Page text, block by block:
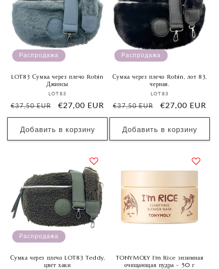
Распродажа
LOT83 Сумка через плечо Robin
Джинсы
Продавец:
LOT83
Обычная
цена
€37,50 EUR
Цена
со
скидкой
€27,00 EUR
Добавить в корзину
Распродажа
Сумка через плечо Robin, лот 83,
черная.
Продавец:
LOT83
Обычная
цена
€37,50 EUR
Цена
со
скидкой
€27,00 EUR
Добавить в корзину
Распродажа
Сумка через плечо LOT83 Teddy,
цвет хаки
TONYMOLY I'm Rice энзимная
очищающая пудра – 50 г